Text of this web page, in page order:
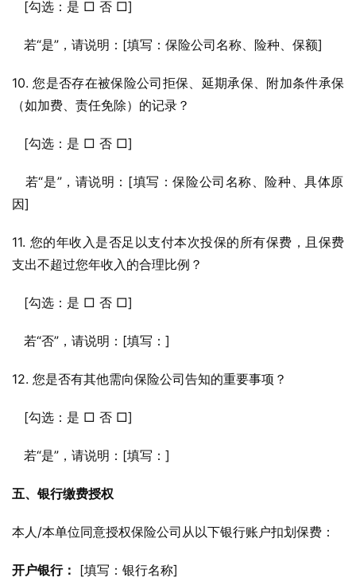
   [勾选：是 □ 否 □]
   若“是”，请说明：[填写：保险公司名称、险种、保额]
10. 您是否存在被保险公司拒保、延期承保、附加条件承保
（如加费、责任免除）的记录？
   [勾选：是 □ 否 □]
因]
11. 您的年收入是否足以支付本次投保的所有保费，且保费
支出不超过您年收入的合理比例？
   [勾选：是 □ 否 □]
   若“否”，请说明：[填写：]
12. 您是否有其他需向保险公司告知的重要事项？
   [勾选：是 □ 否 □]
   若“是”，请说明：[填写：]
五、银行缴费授权
本人/本单位同意授权保险公司从以下银行账户扣划保费：
开户银行： [填写：银行名称]